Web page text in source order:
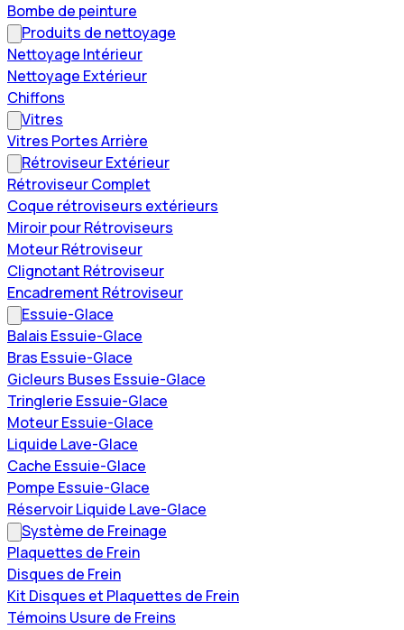
Bombe de peinture
Produits de nettoyage
Nettoyage Intérieur
Nettoyage Extérieur
Chiffons
Vitres
Vitres Portes Arrière
Rétroviseur Extérieur
Rétroviseur Complet
Coque rétroviseurs extérieurs
Miroir pour Rétroviseurs
Moteur Rétroviseur
Clignotant Rétroviseur
Encadrement Rétroviseur
Essuie-Glace
Balais Essuie-Glace
Bras Essuie-Glace
Gicleurs Buses Essuie-Glace
Tringlerie Essuie-Glace
Moteur Essuie-Glace
Liquide Lave-Glace
Cache Essuie-Glace
Pompe Essuie-Glace
Réservoir Liquide Lave-Glace
Système de Freinage
Plaquettes de Frein
Disques de Frein
Kit Disques et Plaquettes de Frein
Témoins Usure de Freins